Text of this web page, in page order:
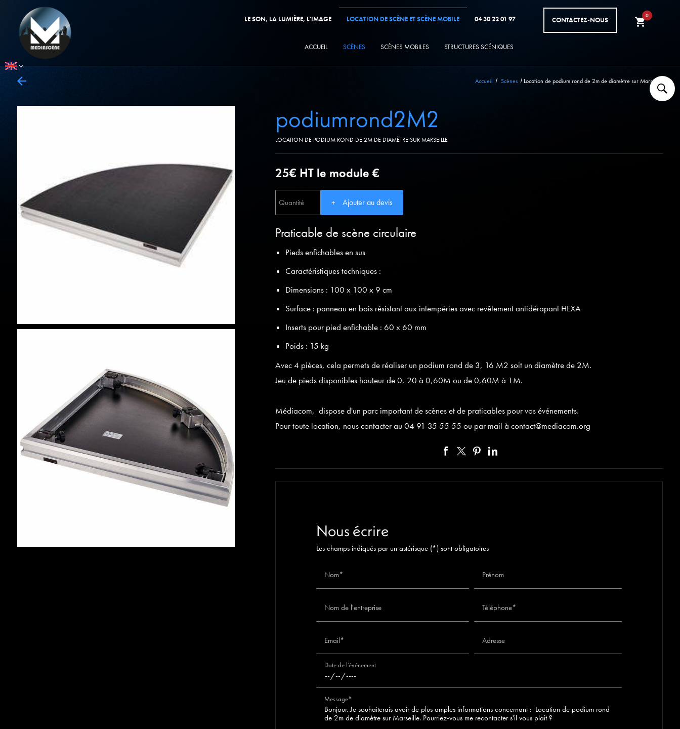
Select Language
LE SON, LA LUMIÈRE, L'IMAGE LOCATION DE SCÈNE ET SCÈNE MOBILE
ACCUEIL SCÈNES SCÈNES MOBILES STRUCTURES SCÉNIQUES
04 30 22 01 97 CONTACTEZ-NOUS shopping_cart
0
Accueil Scènes Location de podium rond de 2m de diamètre sur Marseille
podiumrond2M2
LOCATION DE PODIUM ROND DE 2M DE DIAMÈTRE SUR MARSEILLE
25€ HT le module €
Ajouter au devis
Praticable de scène circulaire
Pieds enfichables en sus
Caractéristiques techniques :
Dimensions : 100 x 100 x 9 cm
Surface : panneau en bois résistant aux intempéries avec revêtement antidérapant HEXA
Inserts pour pied enfichable : 60 x 60 mm
Poids : 15 kg
Avec 4 pièces, cela permets de réaliser un podium rond de 3, 16 M2 soit un diamètre de 2M.
Jeu de pieds disponibles hauteur de 0, 20 à 0,60M ou de 0,60M à 1M.
Médiacom, dispose d'un parc important de scènes et de praticables pour vos événements.
Pour toute location, nous contacter au 04 91 35 55 55 ou par mail à contact@mediacom.org
Nous écrire
Les champs indiqués par un astérisque (*) sont obligatoires
Nom* Prénom
Nom de l'entreprise Téléphone*
Email* Adresse
Date de l'événement
Message*